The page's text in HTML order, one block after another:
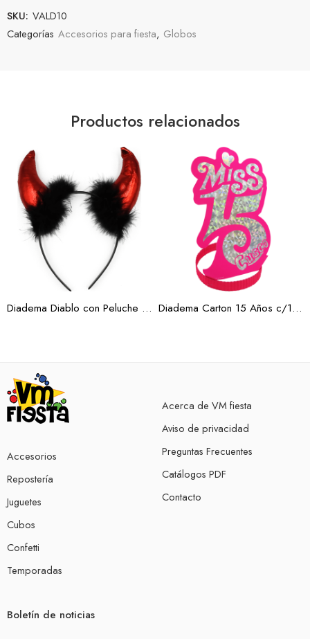
SKU: VALD10
Categorías Accesorios para fiesta, Globos
Productos relacionados
Diadema Diablo con Peluche (Docena) Diadema Carton 15 Años c/12 (Docena)
Accesorios
Repostería
Juguetes
Cubos
Confetti
Temporadas
Acerca de VM fiesta
Aviso de privacidad
Preguntas Frecuentes
Catálogos PDF
Contacto
Boletín de noticias